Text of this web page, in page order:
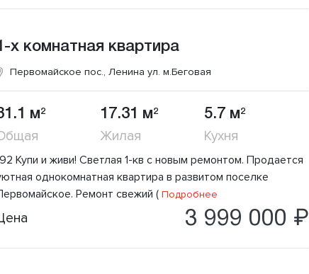
х комнатная квартира
Первомайское пос., Ленина ул. м.Беговая
м2 17.31 м2
Жилая
5.7 м2
Кухня
Купи и живи! Светлая 1-кв с новым ремонтом. Продается
однокомнатная квартира в развитом поселке
Ремонт свежий (Подробнее
3 999 000 ₽